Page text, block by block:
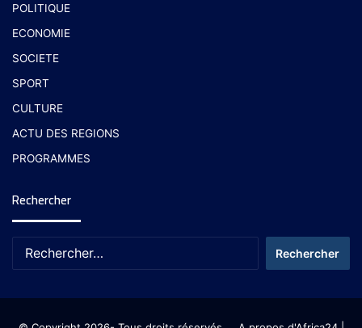
POLITIQUE
ECONOMIE
SOCIETE
SPORT
CULTURE
ACTU DES REGIONS
PROGRAMMES
Rechercher